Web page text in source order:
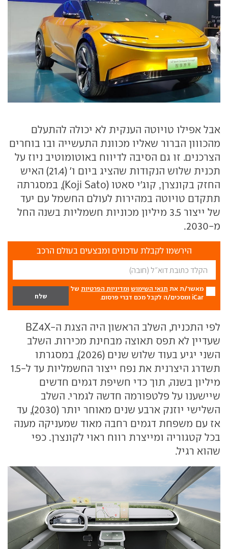
אבל אפילו טויוטה הענקית לא יכולה להתעלם
מהכווון הברור שאליו מכוונת התעשייה ובו בוחרים
הצרכנים. זו גם הסיבה לדיווח באוטומוטיב ניוז על
תכנית שלוש הנקודות שהציג ביום ו' (21.4) האיש
החזק בקונצרן, קוג'י סאטו (Koji Sato), במסגרתה
תתקדם טויוטה במהירות לעולם החשמל עם יעד
של ייצור 3.5 מיליון מכוניות חשמליות בשנה החל
מ-2030.
הירשמו לקבלת עדכונים ומבצעים בעולם הרכב
מאשר/ת את תנאי השימוש ומדיניות הפרטיות של
iCar ומסכים/ה לקבל מכם דברי פרסום.
לפי התכנית, השלב הראשון היה הצגת ה-BZ4X
שעדיין לא תפס תאוצה מבחינת מכירות. השלב
השני יגיע בעוד שלוש שנים (2026), במסגרתו
תשדרג היצרנית את נפח ייצור החשמליות עד ל-1.5
מיליון בשנה, תוך כדי חשיפת דגמים חדשים
שיישענו על פלטפורמה חדשה לגמרי. השלב
השלישי יוזנק ארבע שנים מאוחר יותר (2030), עד
אז עם משפחת דגמים רחבה מאוד שמעניקה מענה
בכל קטגוריה ומייצרת רווח ראוי לקונצרן. כפי
שהוא רגיל.